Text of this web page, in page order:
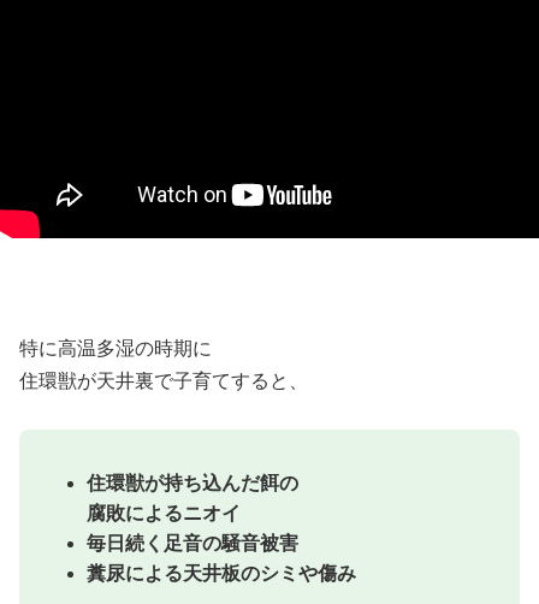
特に高温多湿の時期に
住環獣が天井裏で子育てすると、
住環獣が持ち込んだ餌の
腐敗によるニオイ
毎日続く足音の騒音被害
糞尿による天井板のシミや傷み